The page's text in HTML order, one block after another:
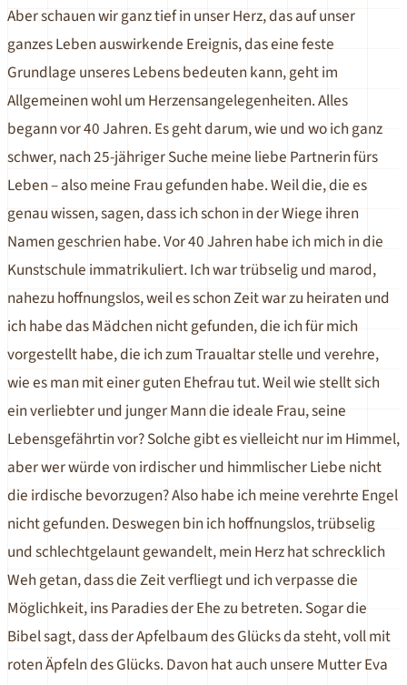
Aber schauen wir ganz tief in unser Herz, das auf unser
ganzes Leben auswirkende Ereignis, das eine feste
Grundlage unseres Lebens bedeuten kann, geht im
Allgemeinen wohl um Herzensangelegenheiten. Alles
begann vor 40 Jahren. Es geht darum, wie und wo ich ganz
schwer, nach 25-jähriger Suche meine liebe Partnerin fürs
Leben – also meine Frau gefunden habe. Weil die, die es
genau wissen, sagen, dass ich schon in der Wiege ihren
Namen geschrien habe. Vor 40 Jahren habe ich mich in die
Kunstschule immatrikuliert. Ich war trübselig und marod,
nahezu hoffnungslos, weil es schon Zeit war zu heiraten und
ich habe das Mädchen nicht gefunden, die ich für mich
vorgestellt habe, die ich zum Traualtar stelle und verehre,
wie es man mit einer guten Ehefrau tut. Weil wie stellt sich
ein verliebter und junger Mann die ideale Frau, seine
Lebensgefährtin vor? Solche gibt es vielleicht nur im Himmel,
aber wer würde von irdischer und himmlischer Liebe nicht
die irdische bevorzugen? Also habe ich meine verehrte Engel
nicht gefunden. Deswegen bin ich hoffnungslos, trübselig
und schlechtgelaunt gewandelt, mein Herz hat schrecklich
Weh getan, dass die Zeit verfliegt und ich verpasse die
Möglichkeit, ins Paradies der Ehe zu betreten. Sogar die
Bibel sagt, dass der Apfelbaum des Glücks da steht, voll mit
roten Äpfeln des Glücks. Davon hat auch unsere Mutter Eva